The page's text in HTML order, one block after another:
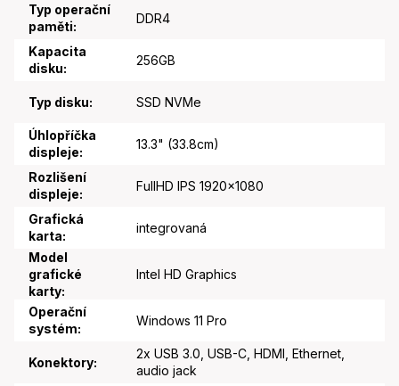
Typ operační
paměti:
DDR4
Kapacita
disku:
256GB
Typ disku: SSD NVMe
Úhlopříčka
displeje:
13.3" (33.8cm)
Rozlišení
displeje:
FullHD IPS 1920x1080
Grafická
karta:
integrovaná
Model
grafické
karty:
Intel HD Graphics
Operační
systém:
Windows 11 Pro
Konektory:
2x USB 3.0, USB-C, HDMI, Ethernet,
audio jack